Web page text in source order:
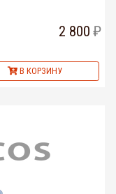
2 800
В КОРЗИНУ